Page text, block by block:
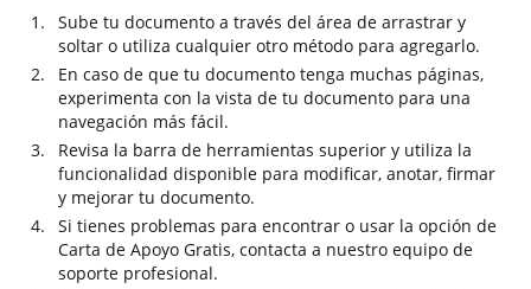
Sube tu documento a través del área de arrastrar y
soltar o utiliza cualquier otro método para agregarlo.
En caso de que tu documento tenga muchas páginas,
experimenta con la vista de tu documento para una
navegación más fácil.
Revisa la barra de herramientas superior y utiliza la
funcionalidad disponible para modificar, anotar, firmar
y mejorar tu documento.
Si tienes problemas para encontrar o usar la opción de
Carta de Apoyo Gratis, contacta a nuestro equipo de
soporte profesional.